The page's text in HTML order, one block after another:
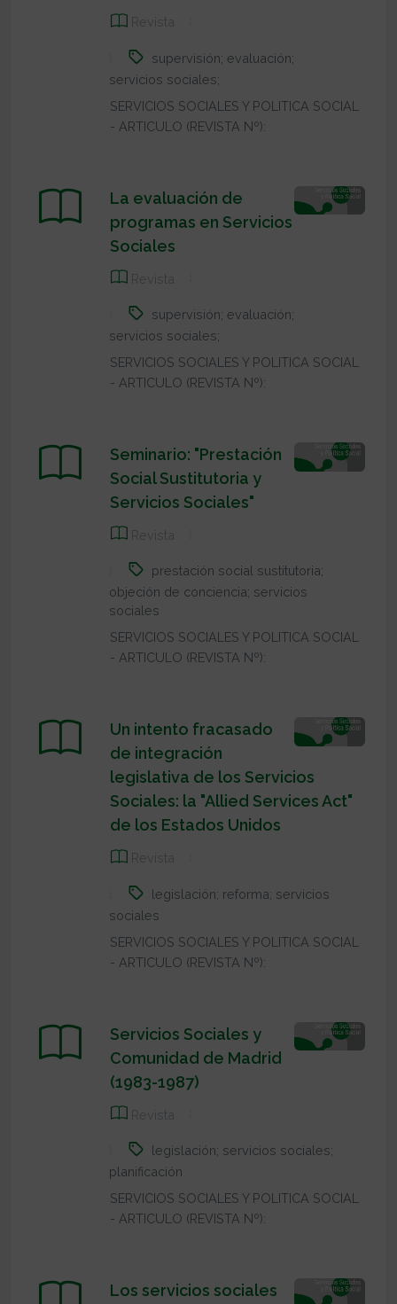
Revista
supervisión; evaluación;
servicios sociales;
SERVICIOS SOCIALES Y POLITICA SOCIAL
- ARTICULO (REVISTA Nº):
La evaluación de
programas en Servicios
Sociales
Revista
supervisión; evaluación;
servicios sociales;
SERVICIOS SOCIALES Y POLITICA SOCIAL
- ARTICULO (REVISTA Nº):
Seminario: "Prestación
Social Sustitutoria y
Servicios Sociales"
Revista
prestación social sustitutoria;
objeción de conciencia; servicios
sociales
SERVICIOS SOCIALES Y POLITICA SOCIAL
- ARTICULO (REVISTA Nº):
Un intento fracasado
de integración
legislativa de los Servicios
Sociales: la "Allied Services Act"
de los Estados Unidos
Revista
legislación; reforma; servicios
sociales
SERVICIOS SOCIALES Y POLITICA SOCIAL
- ARTICULO (REVISTA Nº):
Servicios Sociales y
Comunidad de Madrid
(1983-1987)
Revista
legislación; servicios sociales;
planificación
SERVICIOS SOCIALES Y POLITICA SOCIAL
- ARTICULO (REVISTA Nº):
Los servicios sociales